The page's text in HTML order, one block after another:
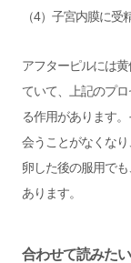
（4）子宮内膜に受
アフターピルには
ていて、上記のプ
る作用があります
会うことがなくな
卵した後の服用で
あります。
合わせて読みた